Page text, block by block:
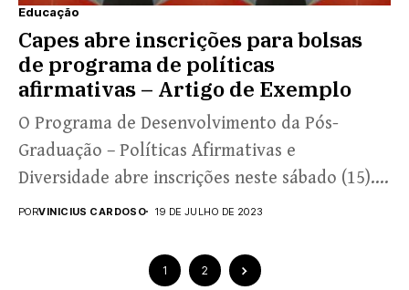
Educação
Capes abre inscrições para bolsas
de programa de políticas
afirmativas – Artigo de Exemplo
O Programa de Desenvolvimento da Pós-
Graduação – Políticas Afirmativas e
Diversidade abre inscrições neste sábado (15).
Os candidatos interessados em concorrer a
PORVINICIUS CARDOSO 19 DE JULHO DE 2023
1 2